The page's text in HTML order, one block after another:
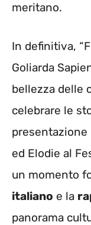
meritano.
In definitiva,
Goliarda
bellezza delle
celebrare le
presentazione
ed Elodie al
un momento
italiano e la
panorama